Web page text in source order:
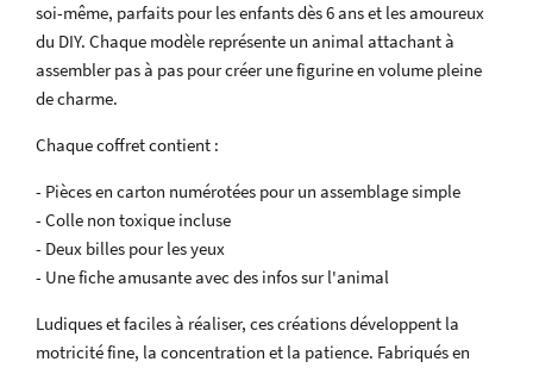
soi-même, parfaits pour les enfants dès 6 ans et les amoureux
du DIY. Chaque modèle représente un animal attachant à
assembler pas à pas pour créer une figurine en volume pleine
de charme.
Chaque coffret contient :
- Pièces en carton numérotées pour un assemblage simple
- Colle non toxique incluse
- Deux billes pour les yeux
- Une fiche amusante avec des infos sur l'animal
Ludiques et faciles à réaliser, ces créations développent la
motricité fine, la concentration et la patience. Fabriqués en